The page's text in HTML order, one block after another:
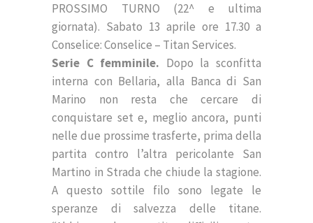
PROSSIMO TURNO (22^ e ultima
giornata). Sabato 13 aprile ore 17.30 a
Conselice: Conselice – Titan Services.
Serie C femminile. Dopo la sconfitta
interna con Bellaria, alla Banca di San
Marino non resta che cercare di
conquistare set e, meglio ancora, punti
nelle due prossime trasferte, prima della
partita contro l’altra pericolante San
Martino in Strada che chiude la stagione.
A questo sottile filo sono legate le
speranze di salvezza delle titane.